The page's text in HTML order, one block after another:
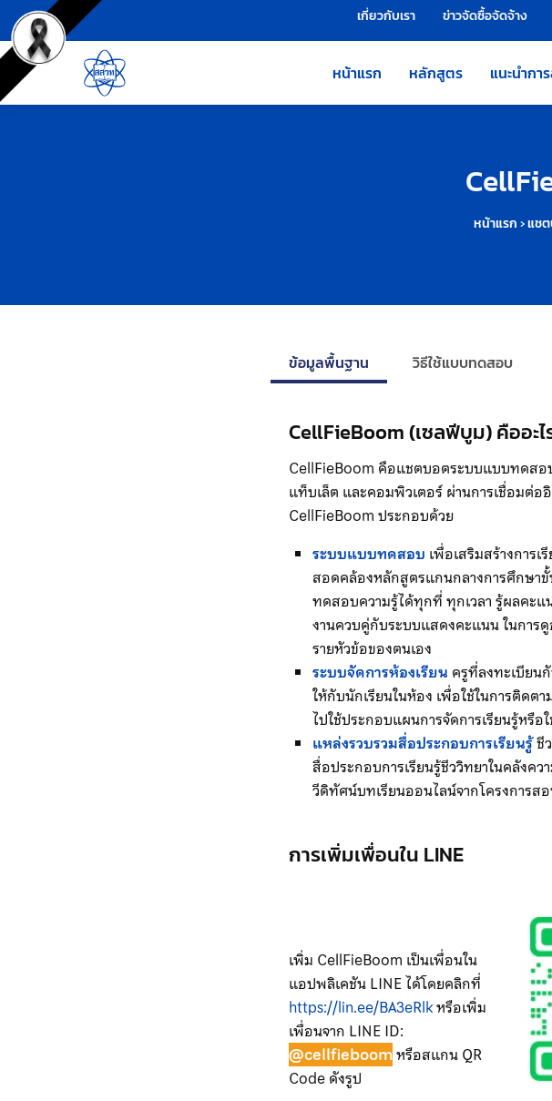
ข้ามไปยังเนื้อหาหลัก
เครื่องมือช่วยเหลือ เกี่ยวกับเรา ข่าวจัดซื้อจัดจ้าง
หน้าแรก หลักสูตร แนะนำกา
หน้าแรก›แช
ข้อมูลพื้นฐาน วิธีใช้แบบทดสอบ
CellFieBoom (เซลฟีบูม) คืออะไ
CellFieBoom คือแชตบอตระบบแบบทดสอ
แท็บเล็ต และคอมพิวเตอร์ ผ่านการเชื่อมต่อ
CellFieBoom ประกอบด้วย
ระบบแบบทดสอบ เพื่อเสริมสร้างการ
สอดคล้องหลักสูตรแกนกลางการศึกษา
ทดสอบความรู้ได้ทุกที่ ทุกเวลา รู้ผลคะ
งานควบคู่กับระบบแสดงคะแนน ในการ
รายหัวข้อของตนเอง
ระบบจัดการห้องเรียน ครูที่ลงทะเบียน
ให้กับนักเรียนในห้อง เพื่อใช้ในการติดต
ไปใช้ประกอบแผนการจัดการเรียนรู้หรือ
แหล่งรวบรวมสื่อประกอบการเรียนรู้ชี
สื่อประกอบการเรียนรู้ชีววิทยาในคลังคว
วีดิทัศน์บทเรียนออนไลน์จากโครงการ
การเพิ่มเพื่อนใน LINE
เพิ่ม CellFieBoom เป็นเพื่อนใน
แอปพลิเคชัน LINE ได้โดยคลิกที่
https://lin.ee/BA3eRlkหรือเพิ่ม
เพื่อนจาก LINE ID:
@cellfieboomหรือสแกน QR
Code ดังรูป